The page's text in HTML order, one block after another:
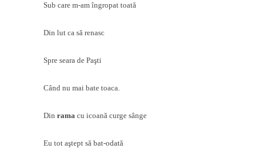
Sub care m-am îngropat toată
Din lut ca să renasc
Spre seara de Paşti
Când nu mai bate toaca.
Din rama cu icoană curge sânge
Eu tot aştept să bat-odată